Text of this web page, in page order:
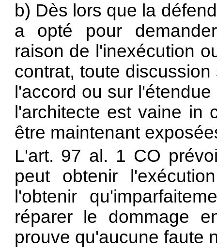
b) Dès lors que la
a opté pour
raison de l'inexécution
contrat, toute
l'accord ou sur
l'architecte est vaine in
être maintenant
L'art. 97 al. 1 CO
peut obtenir
l'obtenir
réparer le dommage
prouve qu'aucune faute